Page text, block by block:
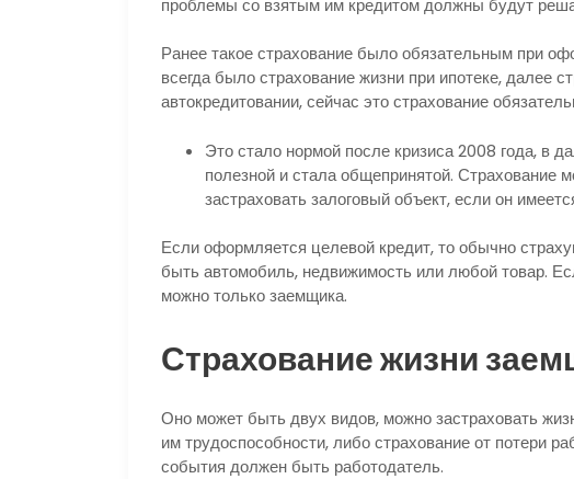
Ранее такое страхование было обязательным при
всегда было страхование жизни при ипотеке, далее
автокредитовании, сейчас это страхование
Это стало нормой после кризиса 2008 года, в
полезной и стала общепринятой. Страхование
застраховать залоговый объект, если он
Если оформляется целевой кредит, то обычно
быть автомобиль, недвижимость или любой товар.
можно только заемщика.
Страхование жизни
Оно может быть двух видов, можно застраховать
им трудоспособности, либо страхование от потери
события должен быть работодатель.